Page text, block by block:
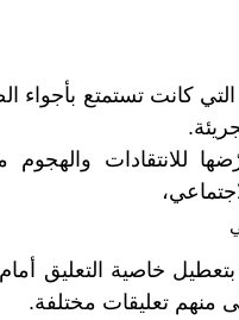
كانت تستمتع بأجواء
للانتقادات
خاصية التعليق أمام
منهم تعليقات مختلفة.